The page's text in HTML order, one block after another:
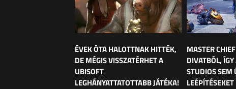
ÉVEK ÓTA HALOTTNAK HITTÉK,
DE MÉGIS VISSZATÉRHET A
UBISOFT
LEGHÁNYATTATOTTABB JÁTÉKA!
MASTER
DIVATBÓL,
STUDIOS SEM
LEÉPÍTÉSEKET